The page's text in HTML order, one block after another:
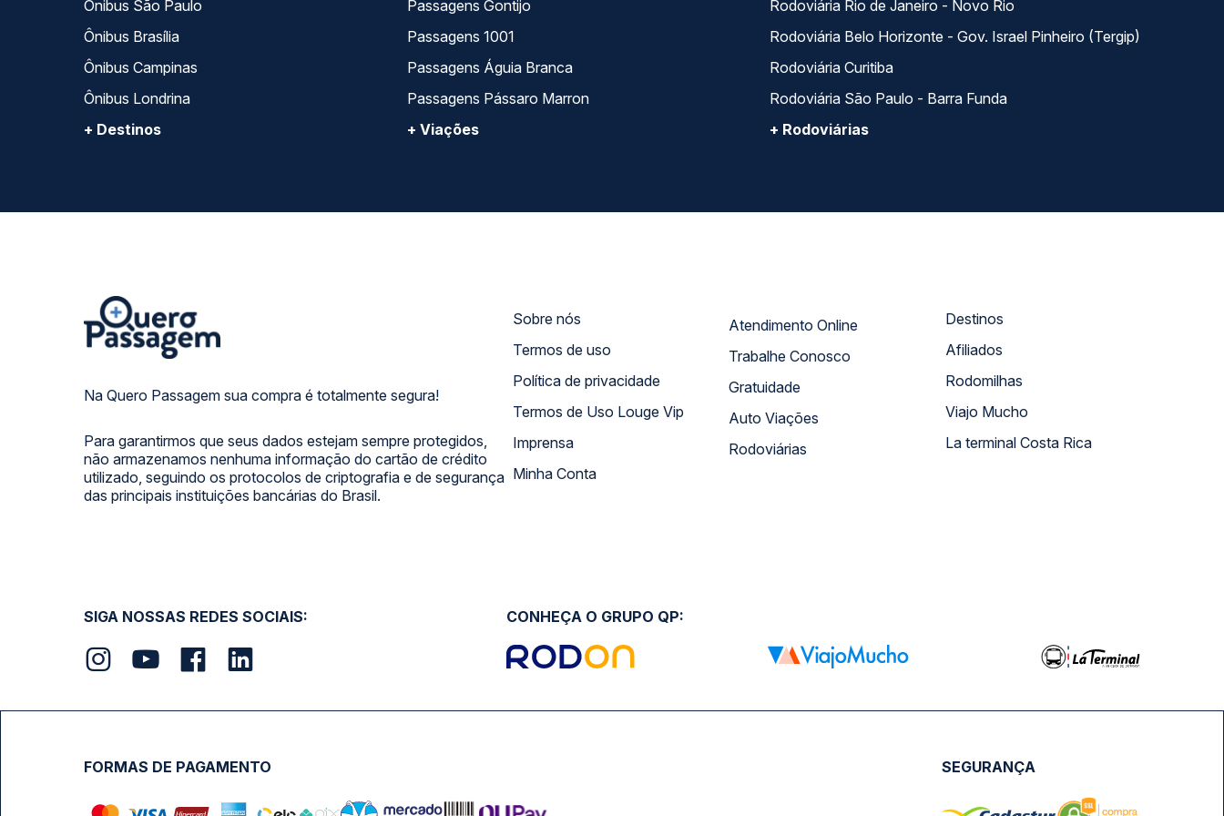
Ônibus São Paulo
Ônibus Brasília
Ônibus Campinas
Ônibus Londrina
+ Destinos
Passagens Gontijo
Passagens 1001
Passagens Águia Branca
Passagens Pássaro Marron
+ Viações
Rodoviária Rio de Janeiro - Novo Rio
Rodoviária Belo Horizonte - Gov. Israel Pinheiro (Tergip)
Rodoviária Curitiba
Rodoviária São Paulo - Barra Funda
+ Rodoviárias
Na Quero Passagem sua compra é totalmente segura!
Para garantirmos que seus dados estejam sempre protegidos,
não armazenamos nenhuma informação do cartão de crédito
utilizado, seguindo os protocolos de criptografia e de segurança
das principais instituições bancárias do Brasil.
Sobre nós
Termos de uso
Política de privacidade
Termos de Uso Louge Vip
Imprensa
Minha Conta
Atendimento Online
Trabalhe Conosco
Gratuidade
Auto Viações
Rodoviárias
Destinos
Afiliados
Rodomilhas
Viajo Mucho
La terminal Costa Rica
SIGA NOSSAS REDES SOCIAIS: CONHEÇA O GRUPO QP:
FORMAS DE PAGAMENTO SEGURANÇA